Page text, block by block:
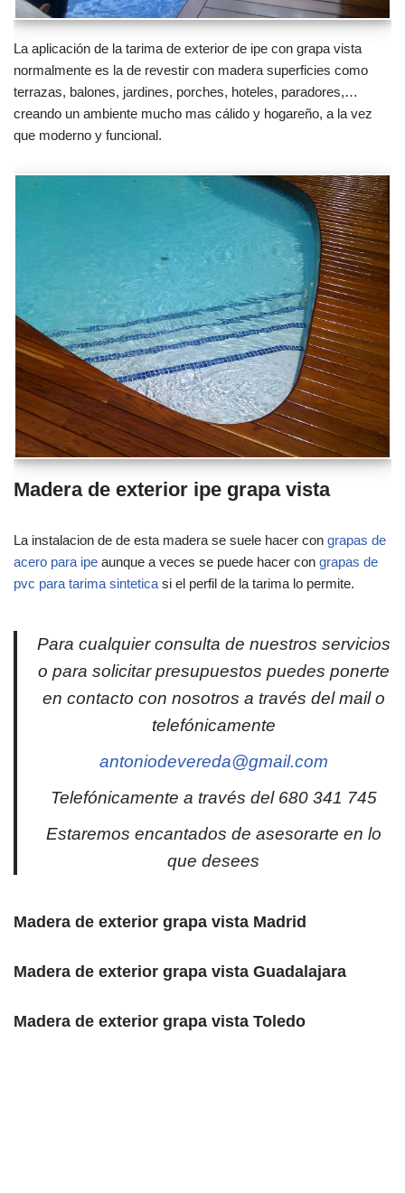
La aplicación de la tarima de exterior de ipe con grapa vista
normalmente es la de revestir con madera superficies como
terrazas, balones, jardines, porches, hoteles, paradores,…
creando un ambiente mucho mas cálido y hogareño, a la vez
que moderno y funcional.
Madera de exterior ipe grapa vista
La instalacion de de esta madera se suele hacer con grapas de
acero para ipe aunque a veces se puede hacer con grapas de
pvc para tarima sinteticasi el perfil de la tarima lo permite.
Para cualquier consulta de nuestros servicios
o para solicitar presupuestos puedes ponerte
en contacto con nosotros a través del mail o
telefónicamente
antoniodevereda@gmail.com
Telefónicamente a través del 680 341 745
Estaremos encantados de asesorarte en lo
que desees
Madera de exterior grapa vista Madrid
Madera de exterior grapa vista Guadalajara
Madera de exterior grapa vista Toledo